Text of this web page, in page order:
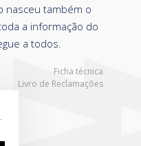
Ficha técnica
Livro de Reclamações
nasceu também o
a informação do
a todos.